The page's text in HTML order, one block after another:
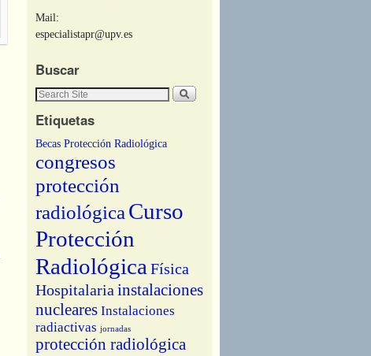
Mail:
especialistapr@upv.es
Buscar
Etiquetas
Becas Protección Radiológica
congresos
protección
radiológica Curso
Protección
Radiológica Física
Hospitalaria instalaciones
nucleares Instalaciones
radiactivas jornadas
protección radiológica